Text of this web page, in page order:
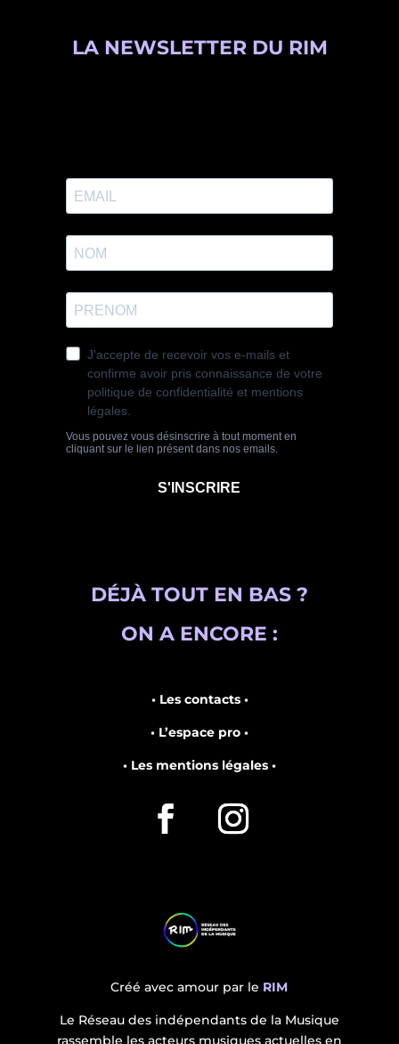
LA NEWSLETTER DU RIM
DÉJÀ TOUT EN BAS ?
ON A ENCORE :
• Les contacts •
• L’espace pro •
• Les mentions légales •
Créé avec amour par le RIM
Le Réseau des indépendants de la Musique
rassemble les acteurs musiques actuelles en